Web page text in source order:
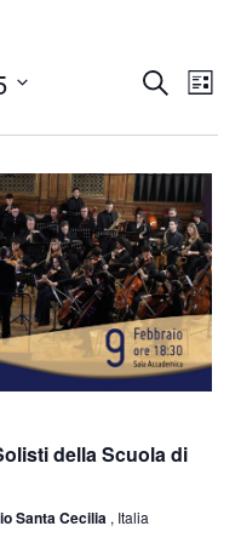
E
e
n
t
i
R
i
c
e
r
c
e
i
C
r
c
a
E
v
e
t
o
V
i
s
t
e
N
L
t
a
della Scuola di
Santa Cecilia , Italia